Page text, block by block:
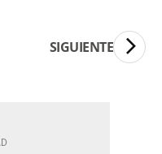
SIGUIENTE